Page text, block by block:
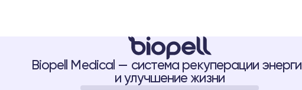
Biopell Medical — система рекуперации
и улучшение жизни
ПАЦИЕНТУ ВРАЧУ О BIOPELL SYSTEM